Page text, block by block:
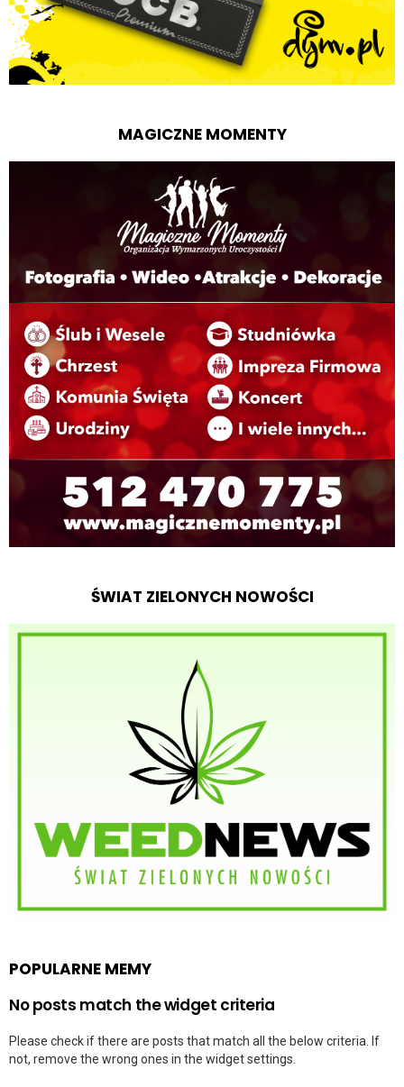
MAGICZNE MOMENTY
ŚWIAT ZIELONYCH NOWOŚCI
POPULARNE MEMY
No posts match the widget criteria
Please check if there are posts that match all the below criteria. If
not, remove the wrong ones in the widget settings.